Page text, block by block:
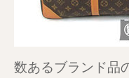
数あるブランド品